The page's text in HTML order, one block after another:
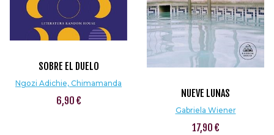
SOBRE EL DUELO
Ngozi Adichie, Chimamanda
6,90 €
NUEVE LUNAS
Gabriela Wiener
17,90 €